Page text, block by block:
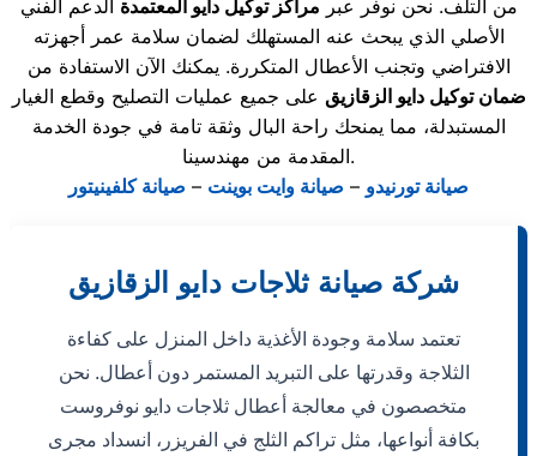
من التلف. نحن نوفر عبر مراكز توكيل دايو المعتمدة الدعم الفني
الأصلي الذي يبحث عنه المستهلك لضمان سلامة عمر أجهزته
الافتراضي وتجنب الأعطال المتكررة. يمكنك الآن الاستفادة من
ضمان توكيل دايو الزقازيق على جميع عمليات التصليح وقطع الغيار
المستبدلة، مما يمنحك راحة البال وثقة تامة في جودة الخدمة
المقدمة من مهندسينا.
صيانة تورنيدو – صيانة وايت بوينت – صيانة كلفينيتور
شركة صيانة ثلاجات دايو الزقازيق
تعتمد سلامة وجودة الأغذية داخل المنزل على كفاءة
الثلاجة وقدرتها على التبريد المستمر دون أعطال. نحن
متخصصون في معالجة أعطال ثلاجات دايو نوفروست
بكافة أنواعها، مثل تراكم الثلج في الفريزر، انسداد مجرى